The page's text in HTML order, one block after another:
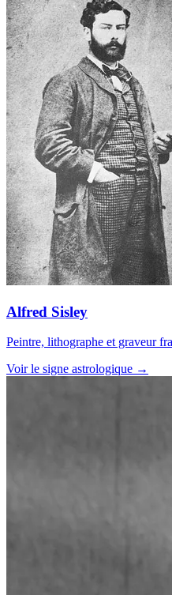
Alfred Sisley
Peintre, lithographe et graveur
Voir le signe astrologique →